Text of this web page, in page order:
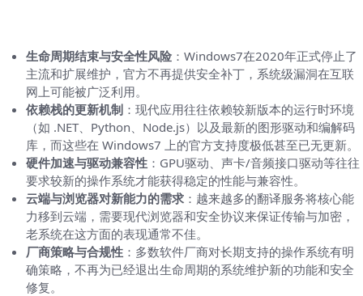
生命周期结束与安全性风险 ：Windows7在2020年正式停止了
主流和扩展维护，官方不再提供安全补丁，系统级漏洞在互联
网上可能被广泛利用。
依赖栈的更新机制 ：现代应用往往依赖较新版本的运行时环境
（如 .NET、Python、Node.js）以及最新的图形驱动和编解码
库，而这些在 Windows7 上的官方支持度极低甚至已无更新。
硬件加速与驱动兼容性 ：GPU驱动、声卡/音频接口驱动等往往
要求较新的操作系统才能获得稳定的性能与兼容性。
云端与浏览器对新能力的需求 ：越来越多的翻译服务将核心能
力移到云端，需要现代浏览器和安全协议来保证传输与加密，
老系统在这方面的表现通常不佳。
厂商策略与合规性 ：多数软件厂商对长期支持的操作系统有明
确策略，不再为已经退出生命周期的系统维护新的功能和安全
修复。